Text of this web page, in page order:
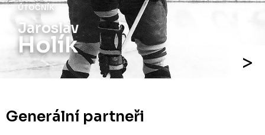
ÚTOČNÍK
Jiří
Holík
Generální partneři